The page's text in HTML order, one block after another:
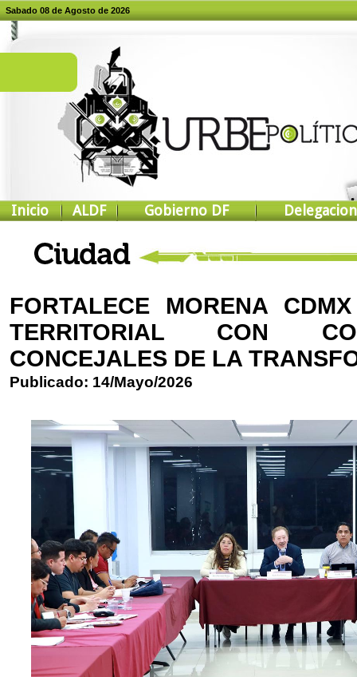
Sabado 08 de Agosto de 2026
Inicio ALDF Gobierno DF
FORTALECE MORENA
TERRITORIAL CON
CONCEJALES DE LA
Publicado: 14/Mayo/2026